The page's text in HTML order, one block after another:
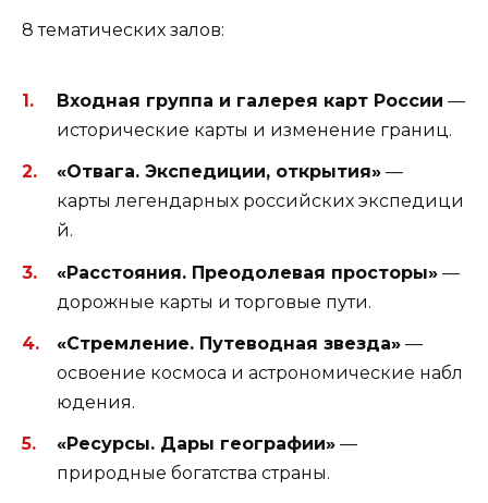
8 тематических залов:
Входная группа и галерея карт России —
исторические карты и изменение границ.
«Отвага. Экспедиции, открытия» —
карты легендарных российских экспедици
й.
«Расстояния. Преодолевая просторы» —
дорожные карты и торговые пути.
«Стремление. Путеводная звезда» —
освоение космоса и астрономические набл
юдения.
«Ресурсы. Дары географии» —
природные богатства страны.